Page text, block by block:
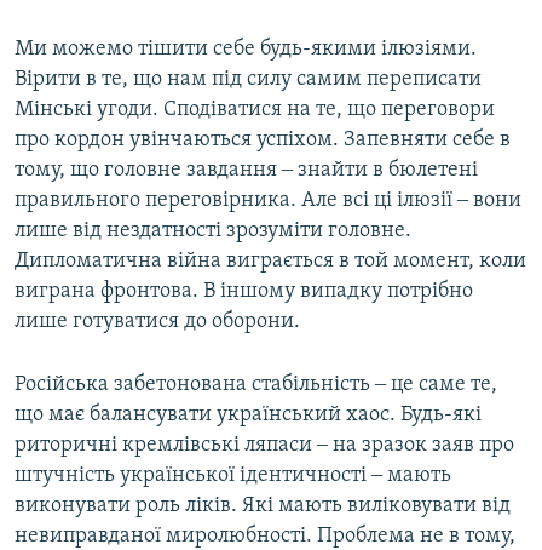
Ми можемо тішити себе будь-якими ілюзіями.
Вірити в те, що нам під силу самим переписати
Мінські угоди. Сподіватися на те, що переговори
про кордон увінчаються успіхом. Запевняти себе в
тому, що головне завдання ‒ знайти в бюлетені
правильного переговірника. Але всі ці ілюзії ‒ вони
лише від нездатності зрозуміти головне.
Дипломатична війна виграється в той момент, коли
виграна фронтова. В іншому випадку потрібно
лише готуватися до оборони.
Російська забетонована стабільність ‒ це саме те,
що має балансувати український хаос. Будь-які
риторичні кремлівські ляпаси ‒ на зразок заяв про
штучність української ідентичності ‒ мають
виконувати роль ліків. Які мають виліковувати від
невиправданої миролюбності. Проблема не в тому,